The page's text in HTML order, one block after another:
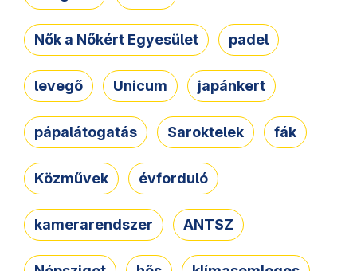
Nők a Nőkért Egyesület padel
levegő Unicum japánkert
pápalátogatás Saroktelek fák
Közművek évforduló
kamerarendszer ANTSZ